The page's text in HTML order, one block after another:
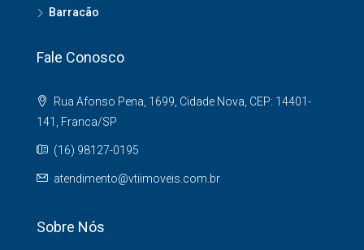
Barracão
Fale Conosco
Rua Afonso Pena, 1699, Cidade Nova, CEP: 14401-
141, Franca/SP
(16) 98127-0195
atendimento@vtiimoveis.com.br
Sobre Nós